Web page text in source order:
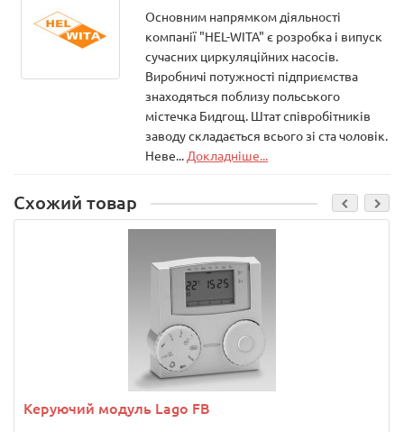
Основним напрямком діяльності
компанії "HEL-WITA" є розробка і випуск
сучасних циркуляційних насосів.
Виробничі потужності підприємства
знаходяться поблизу польського
містечка Бидгощ. Штат співробітників
заводу складається всього зі ста чоловік.
Неве... Докладніше...
Схожий товар
Керуючий модуль Lago FB